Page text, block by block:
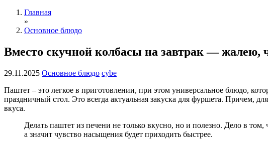
Главная
»
Основное блюдо
Вместо скучной колбасы на завтрак — жалею,
29.11.2025 Основное блюдо cybe
Паштет – это легкое в приготовлении, при этом универсальное блюдо,
праздничный стол. Это всегда актуальная закуска для фуршета. Причем,
вкуса.
Делать паштет из печени не только вкусно, но и полезно. Дело в
а значит чувство насыщения будет приходить быстрее.